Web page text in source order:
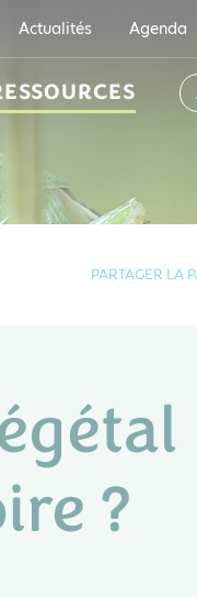
Actualités Agenda
PARTAGER LA
?